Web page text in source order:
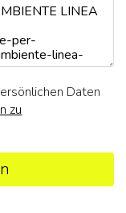
Daten
zu